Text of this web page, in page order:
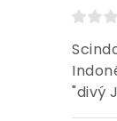
"divý